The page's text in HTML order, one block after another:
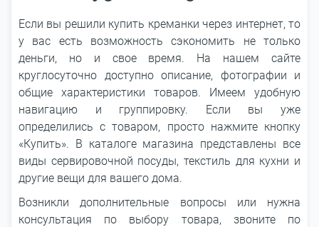
Если вы решили купить креманки через интернет, то
у вас есть возможность сэкономить не только
деньги, но и свое время. На нашем сайте
круглосуточно доступно описание, фотографии и
общие характеристики товаров. Имеем удобную
навигацию и группировку. Если вы уже
определились с товаром, просто нажмите кнопку
«Купить». В каталоге магазина представлены все
виды сервировочной посуды, текстиль для кухни и
другие вещи для вашего дома.
Возникли дополнительные вопросы или нужна
консультация по выбору товара, звоните по